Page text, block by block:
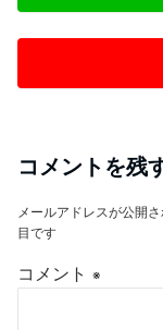
コメントを残
メールアドレスが公開
目です
コメント ※